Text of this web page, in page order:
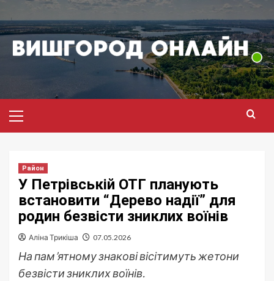
до
вмісту
меню
Район
У Петрівській ОТГ планують
встановити “Дерево надії” для
родин безвісти зниклих воїнів
Аліна Трикіша 07.05.2026
На пам’ятному знакові вісітимуть жетони
безвісти зниклих воїнів.